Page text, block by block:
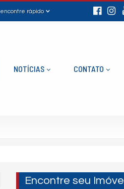
encontre rápido
NOTÍCIAS CONTATO
Encontre seu Imóvel